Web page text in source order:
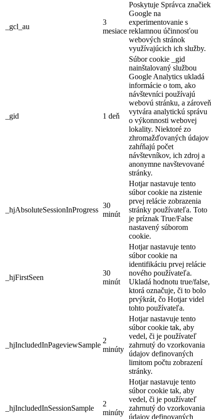
_gcl_au
3
mesiace
Poskytuje Správca značiek
Google na
experimentovanie s
reklamnou účinnosťou
webových stránok
využívajúcich ich služby.
_gid 1 deň
Súbor cookie _gid
nainštalovaný službou
Google Analytics ukladá
informácie o tom, ako
návštevníci používajú
webovú stránku, a zároveň
vytvára analytickú správu
o výkonnosti webovej
lokality. Niektoré zo
zhromažďovaných údajov
zahŕňajú počet
návštevníkov, ich zdroj a
anonymne navštevované
stránky.
_hjAbsoluteSessionInProgress
30
minút
Hotjar nastavuje tento
súbor cookie na zistenie
prvej relácie zobrazenia
stránky používateľa. Toto
je príznak True/False
nastavený súborom
cookie.
_hjFirstSeen
30
minút
Hotjar nastavuje tento
súbor cookie na
identifikáciu prvej relácie
nového používateľa.
Ukladá hodnotu true/false,
ktorá označuje, či to bolo
prvýkrát, čo Hotjar videl
tohto používateľa.
_hjIncludedInPageviewSample
2
minúty
Hotjar nastavuje tento
súbor cookie tak, aby
vedel, či je používateľ
zahrnutý do vzorkovania
údajov definovaných
limitom počtu zobrazení
stránky.
_hjIncludedInSessionSample
2
minúty
Hotjar nastavuje tento
súbor cookie tak, aby
vedel, či je používateľ
zahrnutý do vzorkovania
údajov definovaných